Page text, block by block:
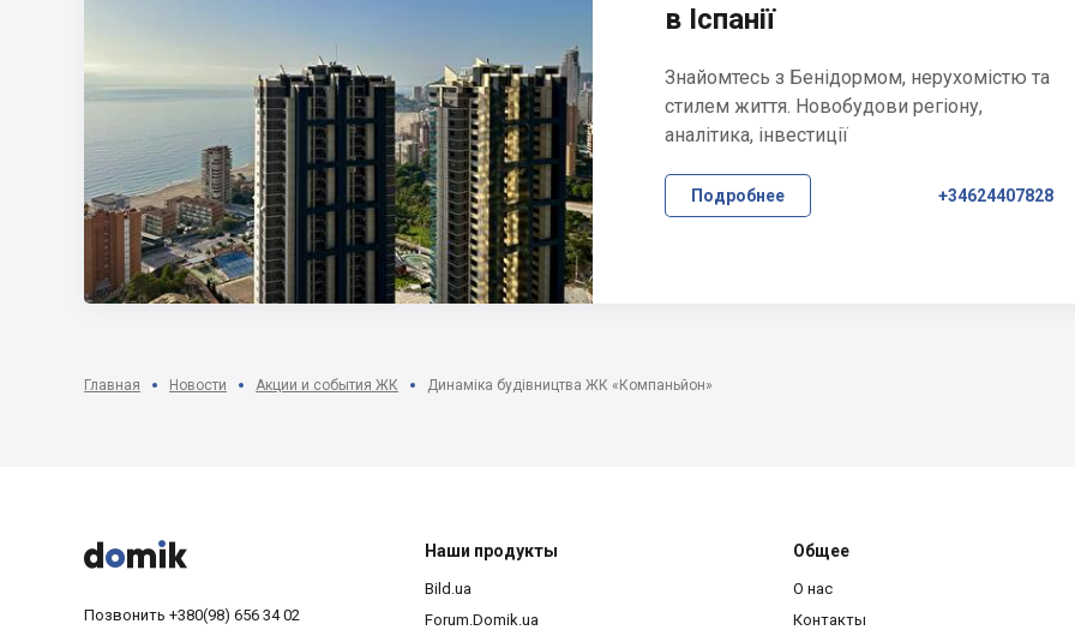
в Іспанії
Знайомтесь з Бенідормом, нерухомістю та
стилем життя. Новобудови регіону,
аналітика, інвестиції
Подробнее +34624407828
Главная Новости Акции и события ЖК Динаміка будівництва ЖК «Компаньйон»



Позвонить +380(98) 656 34 02
Наши продукты
Bild.ua
Forum.Domik.ua
Общее
О нас
Контакты